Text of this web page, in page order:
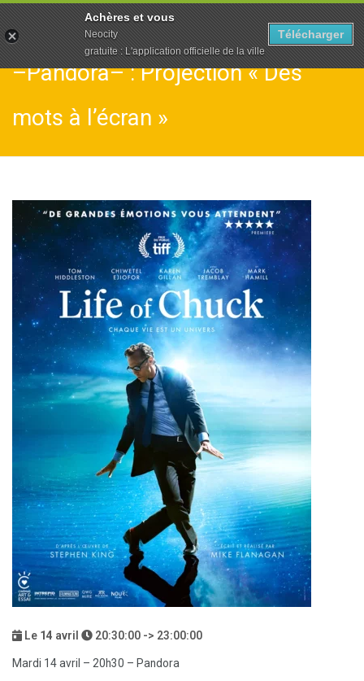
–Pandora– : Projection « Des
mots à l’écran »
Le 14 avril 20:30:00 -> 23:00:00
Mardi 14 avril – 20h30 – Pandora
Achères et vous
Neocity
gratuite : L'application officielle de la ville
Télécharger